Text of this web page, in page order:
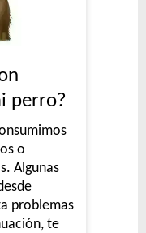
perro?
o
Algunas
problemas
te